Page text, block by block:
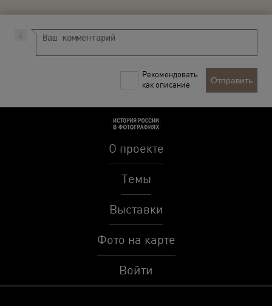
Рекомендовать
как описание
Отправить
О проекте
Темы
Выставки
Фото на карте
Войти